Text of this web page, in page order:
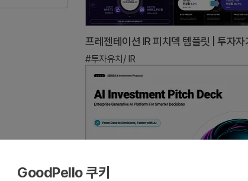
#투자유치/ IR
GoodPello 쿠키